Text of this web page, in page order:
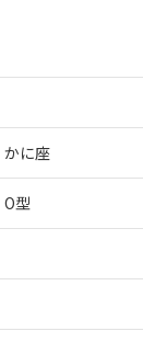
かに座
O型